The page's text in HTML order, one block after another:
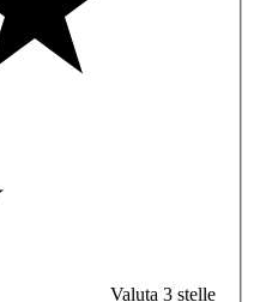
Valuta 3 stelle